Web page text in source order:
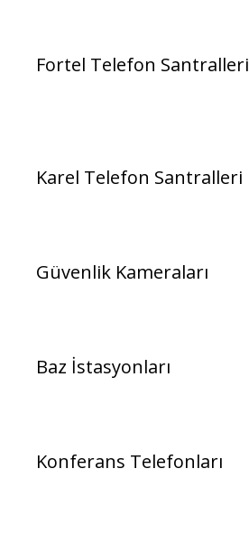
Fortel Telefon Santralleri
Karel Telefon Santralleri
Güvenlik Kameraları
Baz İstasyonları
Konferans Telefonları